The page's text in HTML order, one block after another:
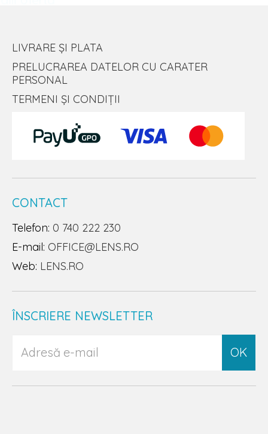
LIVRARE ȘI PLATA
PRELUCRAREA DATELOR CU CARATER
PERSONAL
TERMENI ȘI CONDIȚII
CONTACT
Telefon: 0 740 222 230
E-mail: OFFICE@LENS.RO
Web: LENS.RO
ÎNSCRIERE NEWSLETTER
OK